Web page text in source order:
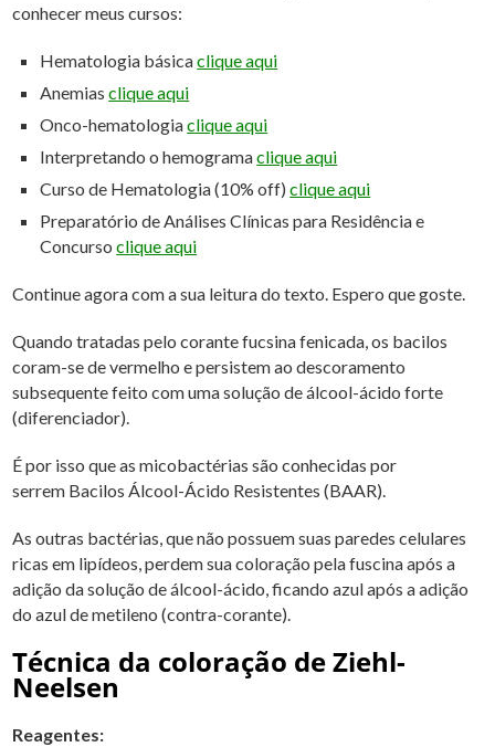
conhecer meus cursos:
Hematologia básicaclique aqui
Anemiasclique aqui
Onco-hematologiaclique aqui
Interpretando o hemogramaclique aqui
Curso de Hematologia (10% off)clique aqui
Preparatório de Análises Clínicas para Residência e
Concursoclique aqui
Continue agora com a sua leitura do texto. Espero que goste.
Quando tratadas pelo corantefucsina fenicada, os bacilos
coram-se de vermelho e persistem ao descoramento
subsequente feito com uma solução de álcool-ácido forte
(diferenciador).
É por isso que as micobactérias são conhecidas por
serrem Bacilos Álcool-Ácido Resistentes (BAAR).
As outras bactérias, que não possuem suas paredes celulares
ricas em lipídeos, perdem sua coloração pela fuscina após a
adição da solução de álcool-ácido, ficando azul após a adição
do azul de metileno (contra-corante).
Técnica da coloração de Ziehl-
Neelsen
Reagentes: